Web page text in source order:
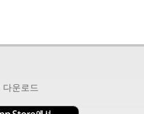
다운로드